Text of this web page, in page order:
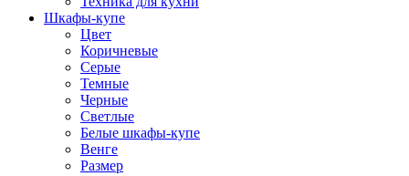
Шкафы-купе
Цвет
Коричневые
Серые
Темные
Черные
Светлые
Белые шкафы-купе
Венге
Размер